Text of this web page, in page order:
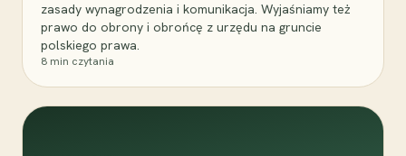
zasady wynagrodzenia i komunikacja. Wyjaśniamy też
prawo do obrony i obrońcę z urzędu na gruncie
polskiego prawa.
8 min czytania